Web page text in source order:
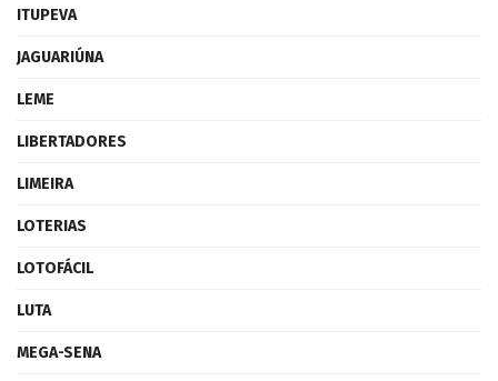
ITUPEVA
JAGUARIÚNA
LEME
LIBERTADORES
LIMEIRA
LOTERIAS
LOTOFÁCIL
LUTA
MEGA-SENA